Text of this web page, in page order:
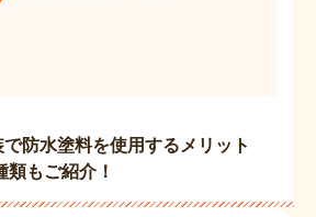
防水塗料を使用するメリット
もご紹介！